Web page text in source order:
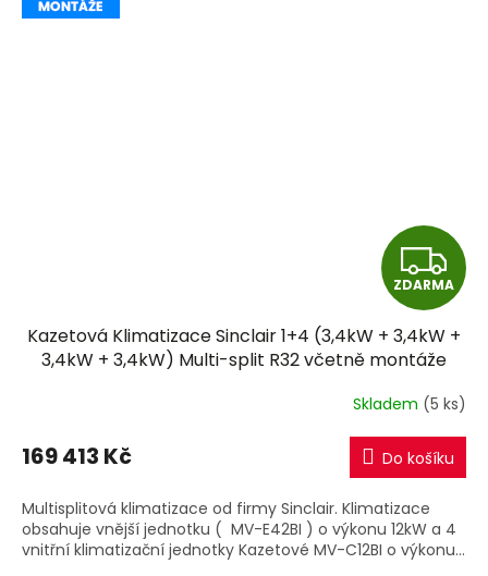
Z
D
A
R
M
A
ZDARMA
Kazetová Klimatizace Sinclair 1+4 (3,4kW + 3,4kW +
3,4kW + 3,4kW) Multi-split R32 včetně montáže
Skladem (5 ks)
169 413 Kč Do košíku
Multisplitová klimatizace od firmy Sinclair. Klimatizace
obsahuje vnější jednotku ( MV-E42BI ) o výkonu 12kW a 4
vnitřní klimatizační jednotky Kazetové MV-C12BI o výkonu...